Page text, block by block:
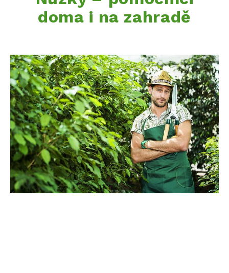
doma i na zahradě